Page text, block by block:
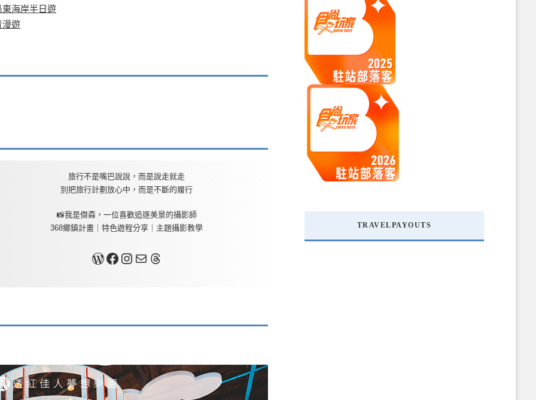
海岸半日遊
漫遊
旅行不是嘴巴說說，而是說走就走
別把旅行計劃放心中，而是不斷的履行
📸我是傑森，一位喜歡追逐美景的攝影師
368鄉鎮計畫｜特色遊程分享｜主題攝影教學
關於我Facebook InstagramMail Threads
TRAVELPAYOUTS